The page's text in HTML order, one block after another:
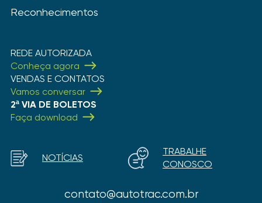
Reconhecimentos
REDE AUTORIZADA
Conheça agora
VENDAS E CONTATOS
Vamos conversar
2ª VIA DE BOLETOS
Faça download
contato@autotrac.com.br
NOTÍCIAS
TRABALHE
CONOSCO